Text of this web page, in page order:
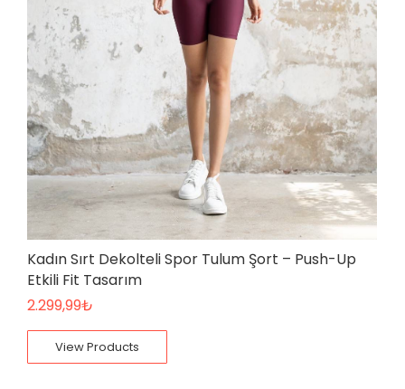
Kadın Sırt Dekolteli Spor Tulum Şort – Push-Up
Etkili Fit Tasarım
2.299,99₺
View Products